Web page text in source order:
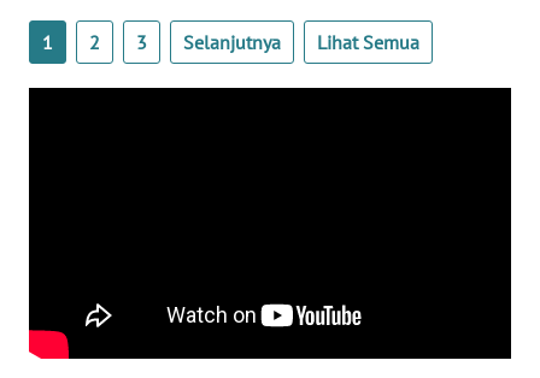
1 2 3 Selanjutnya Lihat Semua
WN
SULTRA
SULBAR